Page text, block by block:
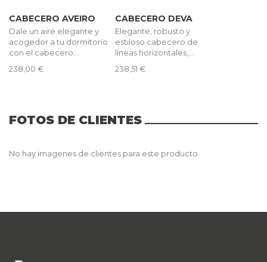
CABECERO AVEIRO
Dale un aire elegante y
acogedor a tu dormitorio
con el cabecero...
238,00 €
CABECERO DEVA
Elegante, robusto y
estiloso cabecero de
líneas horizontales,...
238,51 €
FOTOS DE CLIENTES
No hay imagenes de clientes para este producto